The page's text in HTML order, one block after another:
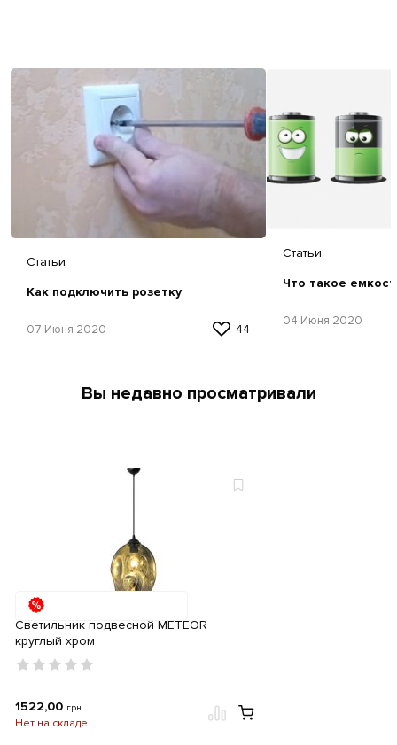
Статьи
Как подключить розетку
07 Июня 2020 44
Статьи
Что такое
04 Июня 2020
Вы недавно просматривали
Светильник подвесной METEOR
круглый хром
1522,00 грн
Нет на складе